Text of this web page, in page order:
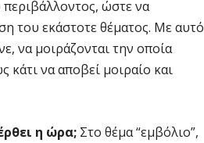
περιβάλλοντος, ώστε να
του εκάστοτε θέματος. Με αυτό
να μοιράζονται την οποία
κάτι να αποβεί μοιραίο και
η ώρα; Στο θέμα “εμβόλιο”,